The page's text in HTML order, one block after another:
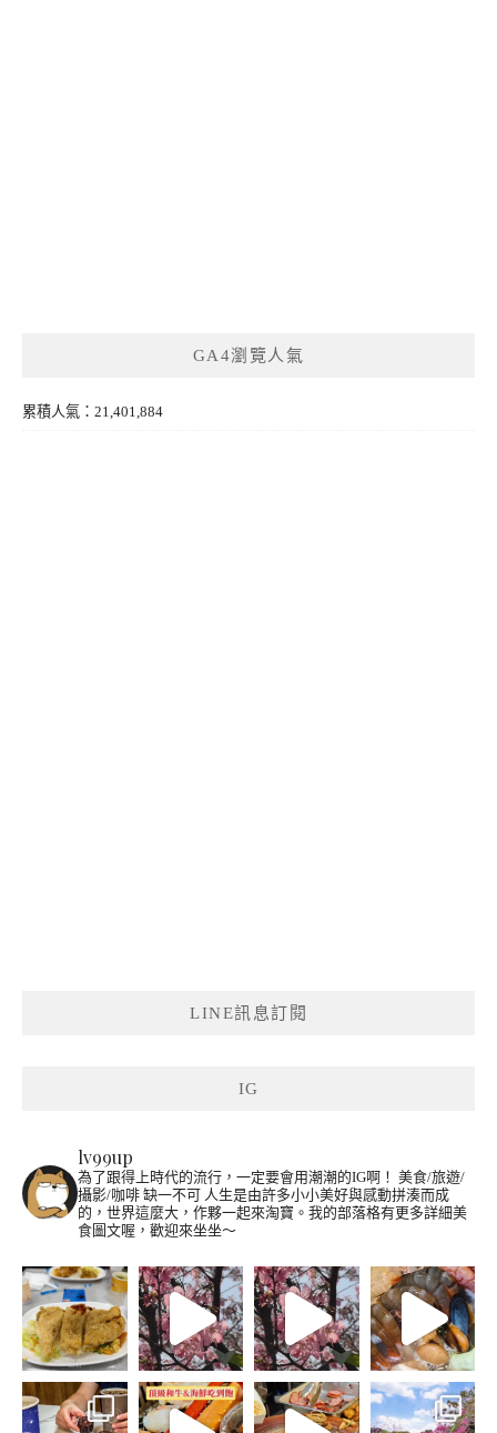
GA4瀏覽人氣
累積人氣：21,401,884
LINE訊息訂閱
IG
lv99up
為了跟得上時代的流行，一定要會用潮潮的IG啊！ 美食/旅遊/
攝影/咖啡 缺一不可 人生是由許多小小美好與感動拼湊而成
的，世界這麼大，作夥一起來淘寶。我的部落格有更多詳細美
食圖文喔，歡迎來坐坐～